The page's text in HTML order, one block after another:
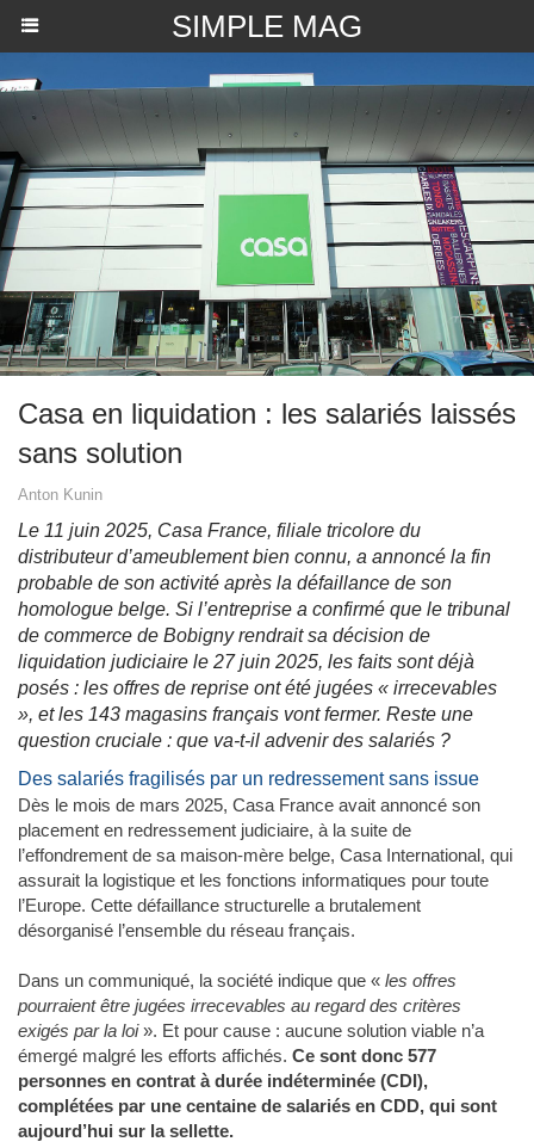
SIMPLE MAG
Casa en liquidation : les salariés laissés
sans solution
Anton Kunin
Le 11 juin 2025, Casa France, filiale tricolore du
distributeur d’ameublement bien connu, a annoncé la fin
probable de son activité après la défaillance de son
homologue belge. Si l’entreprise a confirmé que le tribunal
de commerce de Bobigny rendrait sa décision de
liquidation judiciaire le 27 juin 2025, les faits sont déjà
posés : les offres de reprise ont été jugées « irrecevables
», et les 143 magasins français vont fermer. Reste une
question cruciale : que va-t-il advenir des salariés ?
Des salariés fragilisés par un redressement sans issue
Dès le mois de mars 2025, Casa France avait annoncé son
placement en redressement judiciaire, à la suite de
l’effondrement de sa maison-mère belge, Casa International, qui
assurait la logistique et les fonctions informatiques pour toute
l’Europe. Cette défaillance structurelle a brutalement
désorganisé l’ensemble du réseau français.
Dans un communiqué, la société indique que « les offres
pourraient être jugées irrecevables au regard des critères
exigés par la loi». Et pour cause : aucune solution viable n’a
émergé malgré les efforts affichés. Ce sont donc 577
personnes en contrat à durée indéterminée (CDI),
complétées par une centaine de salariés en CDD, qui sont
aujourd’hui sur la sellette.